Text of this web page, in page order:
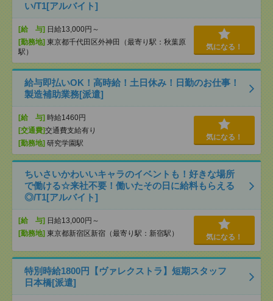
い/T1[アルバイト]
[給 与] 日給13,000円～
[勤務地] 東京都千代田区外神田（最寄り駅：秋葉原
駅）
気になる！
給与即払いOK！高時給！土日休み！日勤のお仕事！
製造補助業務[派遣]
[給 与] 時給1460円
[交通費]交通費支給有り
[勤務地] 研究学園駅
気になる！
ちいさいかわいいキャラのイベントも！好きな場所
で働ける☆来社不要！働いたその日に給料もらえる
◎/T1[アルバイト]
[給 与] 日給13,000円～
[勤務地] 東京都新宿区新宿（最寄り駅：新宿駅） 気になる！
特別時給1800円【ヴァレクストラ】短期スタッフ
日本橋[派遣]